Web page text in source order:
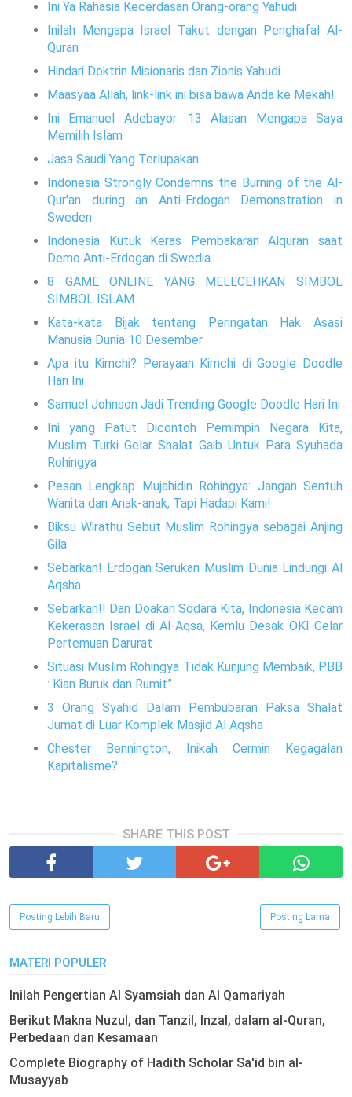
Ini Ya Rahasia Kecerdasan Orang-orang Yahudi
Inilah Mengapa Israel Takut dengan Penghafal Al-
Quran
Hindari Doktrin Misionaris dan Zionis Yahudi
Maasyaa Allah, link-link ini bisa bawa Anda ke Mekah!
Ini Emanuel Adebayor: 13 Alasan Mengapa Saya
Memilih Islam
Jasa Saudi Yang Terlupakan
Indonesia Strongly Condemns the Burning of the Al-
Qur'an during an Anti-Erdogan Demonstration in
Sweden
Indonesia Kutuk Keras Pembakaran Alquran saat
Demo Anti-Erdogan di Swedia
8 GAME ONLINE YANG MELECEHKAN SIMBOL
SIMBOL ISLAM
Kata-kata Bijak tentang Peringatan Hak Asasi
Manusia Dunia 10 Desember
Apa itu Kimchi? Perayaan Kimchi di Google Doodle
Hari Ini
Samuel Johnson Jadi Trending Google Doodle Hari Ini
Ini yang Patut Dicontoh Pemimpin Negara Kita,
Muslim Turki Gelar Shalat Gaib Untuk Para Syuhada
Rohingya
Pesan Lengkap Mujahidin Rohingya: Jangan Sentuh
Wanita dan Anak-anak, Tapi Hadapi Kami!
Biksu Wirathu Sebut Muslim Rohingya sebagai Anjing
Gila
Sebarkan! Erdogan Serukan Muslim Dunia Lindungi Al
Aqsha
Sebarkan!! Dan Doakan Sodara Kita, Indonesia Kecam
Kekerasan Israel di Al-Aqsa, Kemlu Desak OKI Gelar
Pertemuan Darurat
Situasi Muslim Rohingya Tidak Kunjung Membaik, PBB
: Kian Buruk dan Rumit”
3 Orang Syahid Dalam Pembubaran Paksa Shalat
Jumat di Luar Komplek Masjid Al Aqsha
Chester Bennington, Inikah Cermin Kegagalan
Kapitalisme?
SHARE THIS POST
Posting Lebih Baru Posting Lama
MATERI POPULER
Inilah Pengertian Al Syamsiah dan Al Qamariyah
Berikut Makna Nuzul, dan Tanzil, Inzal, dalam al-Quran,
Perbedaan dan Kesamaan
Complete Biography of Hadith Scholar Sa'id bin al-
Musayyab